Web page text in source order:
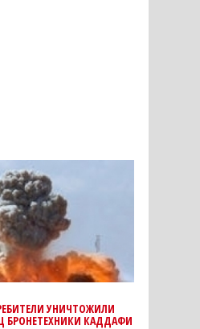
УНИЧТОЖИЛИ
БРОНЕТЕХНИКИ КАДДАФИ